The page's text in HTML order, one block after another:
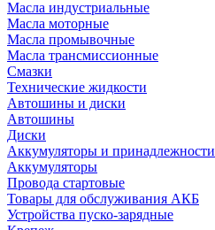
Масла индустриальные
Масла моторные
Масла промывочные
Масла трансмиссионные
Смазки
Технические жидкости
Автошины и диски
Автошины
Диски
Аккумуляторы и принадлежности
Аккумуляторы
Провода стартовые
Товары для обслуживания АКБ
Устройства пуско-зарядные